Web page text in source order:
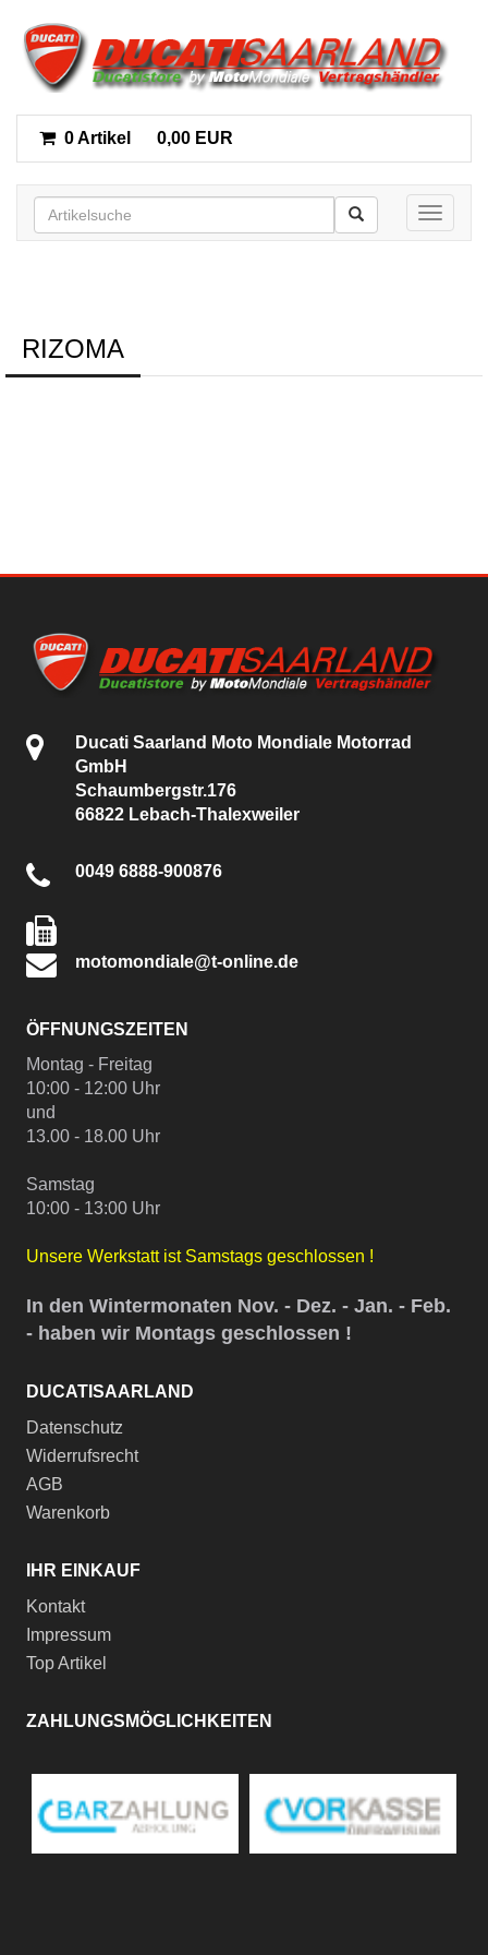
0 Artikel 0,00 EUR
Toggle
RIZOMA
Ducati Saarland Moto Mondiale Motorrad
GmbH
Schaumbergstr.176
66822 Lebach-Thalexweiler
0049 6888-900876
motomondiale@t-online.de
ÖFFNUNGSZEITEN
Montag - Freitag
10:00 - 12:00 Uhr
und
13.00 - 18.00 Uhr
Samstag
10:00 - 13:00 Uhr
Unsere Werkstatt ist Samstags geschlossen !
In den Wintermonaten Nov. - Dez. - Jan. - Feb.
- haben wir Montags geschlossen !
DUCATISAARLAND
Datenschutz
Widerrufsrecht
AGB
Warenkorb
IHR EINKAUF
Kontakt
Impressum
Top Artikel
ZAHLUNGSMÖGLICHKEITEN